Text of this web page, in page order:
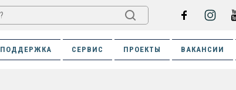
ПОДДЕРЖКА СЕРВИС ПРОЕКТЫ ВАКАНСИИ